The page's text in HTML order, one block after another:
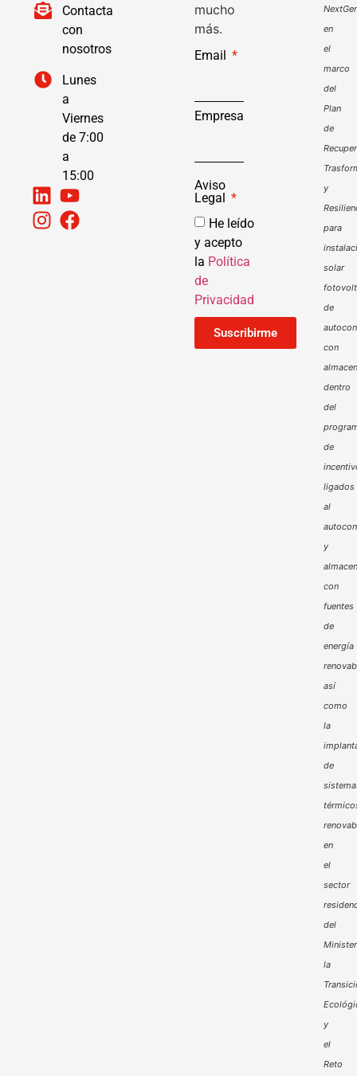
Contacta
con
nosotros
Lunes
a
Viernes
de 7:00
a
15:00
mucho
más.
Email
Empresa
Aviso
Legal
He leído
y acepto
la Política
de
Privacidad
Suscribirme
en
el
marco
del
Plan
de
y
para
solar
de
con
dentro
del
de
ligados
al
y
con
fuentes
de
energía
así
como
la
de
en
el
sector
del
la
y
el
Reto